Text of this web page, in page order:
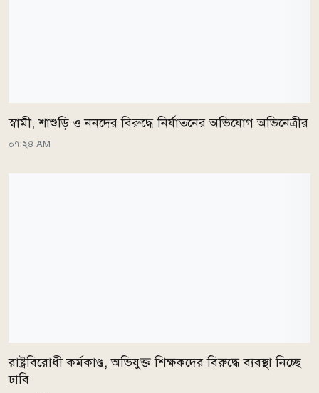
স্বামী, শাশুড়ি ও ননদের বিরুদ্ধে নির্যাতনের অভিযোগ অভিনেত্রীর
০৭:২৪ AM
রাষ্ট্রবিরোধী কর্মকাণ্ড, অভিযুক্ত শিক্ষকদের বিরুদ্ধে ব্যবস্থা নিচ্ছে
ঢাবি